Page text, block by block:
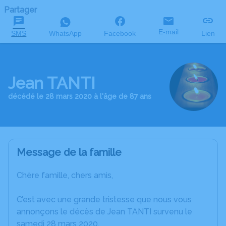
Partager
SMS WhatsApp Facebook E-mail Lien
Jean TANTI
décédé le 28 mars 2020 à l'âge de 87 ans
Message de la famille
Chère famille, chers amis,
C’est avec une grande tristesse que nous vous
annonçons le décès de Jean TANTI survenu le
samedi 28 mars 2020.